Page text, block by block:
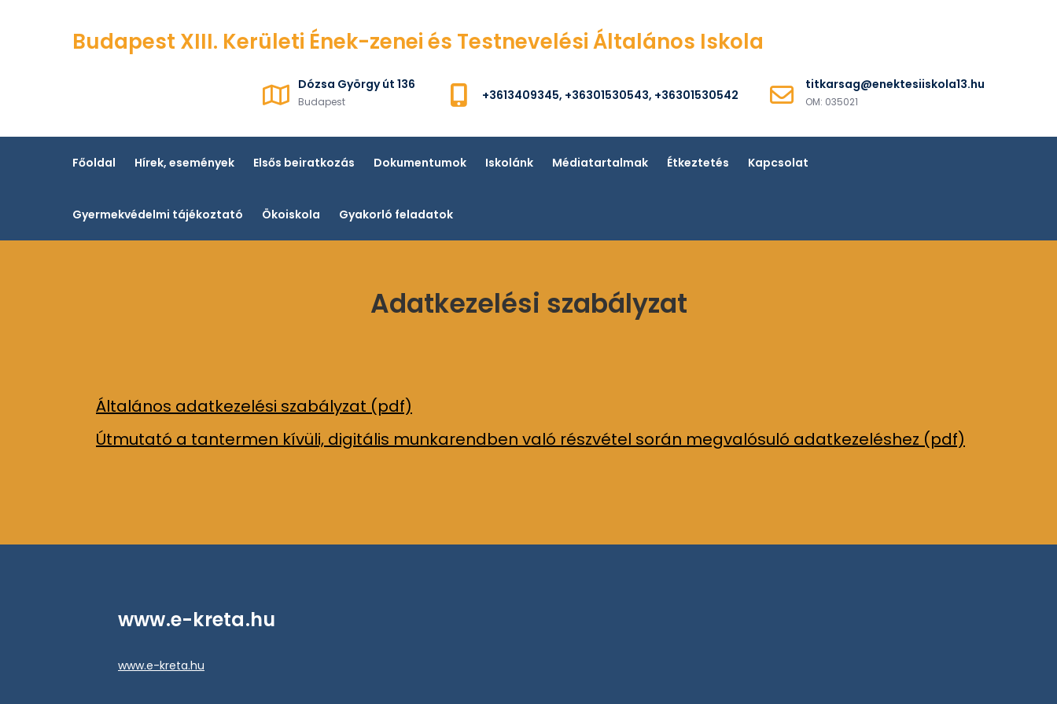
Budapest XIII. Kerületi Ének-zenei és Testnevelési Általános Iskola
Dózsa György út 136
Budapest +3613409345, +36301530543, +36301530542
titkarsag@enektesiiskola13.hu
OM: 035021
Főoldal Hírek, események Elsős beiratkozás Dokumentumok Iskolánk Médiatartalmak Étkeztetés Kapcsolat
Gyermekvédelmi tájékoztató Ökoiskola Gyakorló feladatok
Adatkezelési szabályzat
Általános adatkezelési szabályzat (pdf)
Útmutató a tantermen kívüli, digitális munkarendben való részvétel során megvalósuló adatkezeléshez (pdf)
www.e-kreta.hu
www.e-kreta.hu